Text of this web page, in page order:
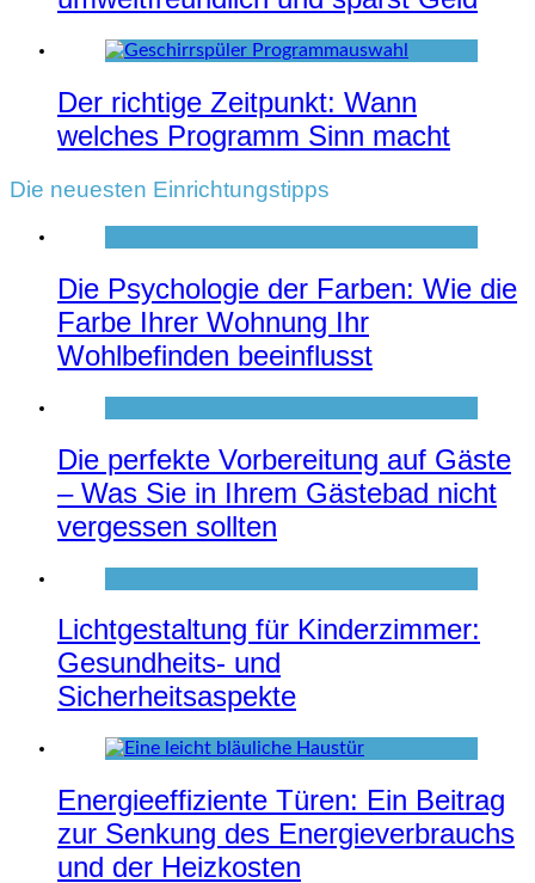
Der richtige Zeitpunkt: Wann
welches Programm Sinn macht
Die neuesten Einrichtungstipps
Die Psychologie der Farben: Wie die
Farbe Ihrer Wohnung Ihr
Wohlbefinden beeinflusst
Die perfekte Vorbereitung auf Gäste
– Was Sie in Ihrem Gästebad nicht
vergessen sollten
Lichtgestaltung für Kinderzimmer:
Gesundheits- und
Sicherheitsaspekte
Energieeffiziente Türen: Ein Beitrag
zur Senkung des Energieverbrauchs
und der Heizkosten